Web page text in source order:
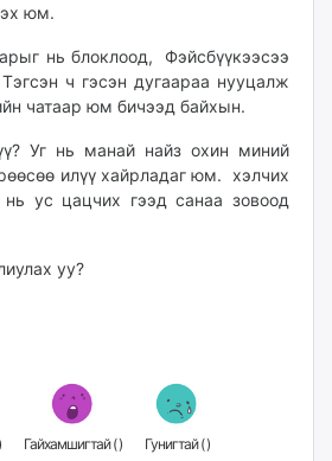
юм.
нь блоклоод, Фэйсбүүкээсээ
ч гэсэн дугаараа нууцалж
чатаар юм бичээд байхын.
Уг нь манай найз охин миний
илүү хайрладаг юм. хэлчих
нь ус цацчих гээд санаа зовоод
уу?
Гайхамшигтай () Гунигтай ()